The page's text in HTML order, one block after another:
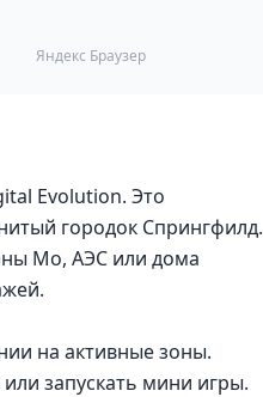
Яндекс Браузер
Evolution. Это
городок Спрингфилд.
Мо, АЭС или дома
на активные зоны.
запускать мини игры.